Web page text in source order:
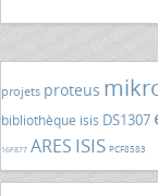
projets proteus
bibliothèque isis DS1307
16F877 ARES ISIS PCF8583